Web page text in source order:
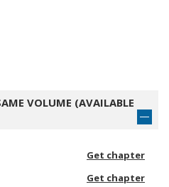
VOLUME (AVAILABLE
Get chapter
Get chapter